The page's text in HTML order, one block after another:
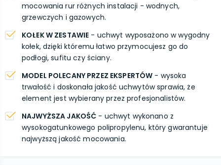
mocowania rur różnych instalacji - wodnych,
grzewczych i gazowych.
KOŁEK W ZESTAWIE - uchwyt wyposażono w wygodny
kołek, dzięki któremu łatwo przymocujesz go do
podłogi, sufitu czy ściany.
MODEL POLECANY PRZEZ EKSPERTÓW - wysoka
trwałość i doskonała jakość uchwytów sprawia, że
element jest wybierany przez profesjonalistów.
NAJWYŻSZA JAKOŚĆ - uchwyt wykonano z
wysokogatunkowego polipropylenu, który gwarantuje
najwyższą jakość mocowania.